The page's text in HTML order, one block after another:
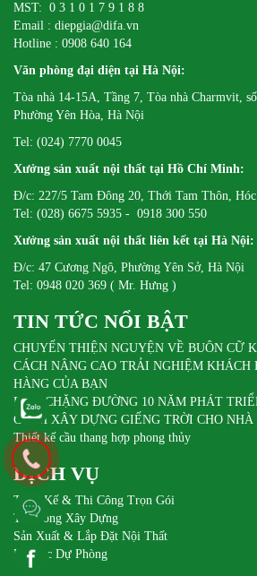
MST: 0 3 1 0 1 7 9 1 8 8
Email : diepgia@difa.vn
Hotline : 0908 640 164
Văn phòng đại diện tại Hà Nội:
Tòa nhà 14-15A, Tầng 7, Tòa nhà Charmvit,
Phường Yên Hòa, Hà Nội
Tel: (024) 7770 0045
Xưởng sản xuất nội thất tại Hồ Chí Minh:
Đ/c: 227/5 Tam Đông 20, Thới Tam Thôn,
Tel: (028) 6675 5935 - 0918 300 550
Xưởng sản xuất nội thất liên kết tại Hà Nội:
Đ/c: 47 Cương Ngô, Phường Yên Sở, Hà Nội
Tel: 0948 020 369 ( Mr. Hưng )
TIN TỨC NỔI BẬT
CHUYẾN THIỆN NGUYỆN VỀ BUÔN CỮ
CÁCH NÂNG CAO TRẢI NGHIỆM KHÁCH
HÀNG CỦA BẠN
DIFA CHẶNG ĐƯỜNG 10 NĂM PHÁT
CÁCH XÂY DỰNG GIẾNG TRỜI CHO NHÀ
Thiết kế cầu thang hợp phong thủy
DỊCH VỤ
Thiết Kế & Thi Công Trọn Gói
Thi Công Xây Dựng
Sản Xuất & Lắp Đặt Nội Thất
Pin Sạc Dự Phòng